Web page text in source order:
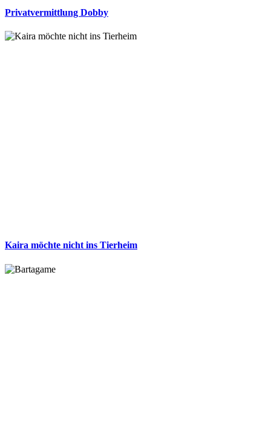
Privatvermittlung Dobby
Kaira möchte nicht ins Tierheim